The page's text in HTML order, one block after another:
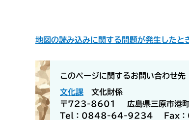
地図の読み込みに関する問題が発生したと
このページに関するお問い合わせ先
文化課
文化財係
〒723-8601
広島県三原市港
Tel：0848-64-9234
Fax